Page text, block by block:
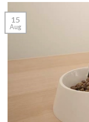
15
Aug